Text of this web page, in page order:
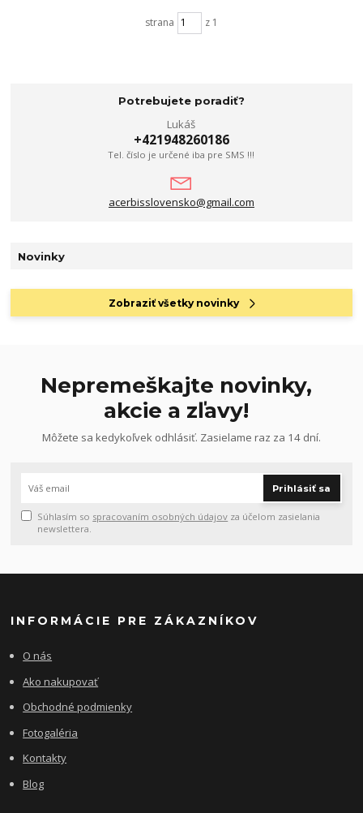
strana z 1
Potrebujete poradiť?
Lukáš
+421948260186
Tel. číslo je určené iba pre SMS !!!
acerbisslovensko@gmail.com
Novinky
Zobraziť všetky novinky
Nepremeškajte novinky,
akcie a zľavy!
Môžete sa kedykoľvek odhlásiť. Zasielame raz za 14 dní.
Prihlásiť sa
Súhlasím so spracovaním osobných údajov za účelom zasielania
newslettera.
INFORMÁCIE PRE ZÁKAZNÍKOV
O nás
Ako nakupovať
Obchodné podmienky
Fotogaléria
Kontakty
Blog